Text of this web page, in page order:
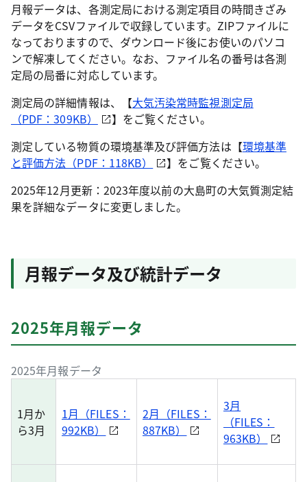
月報データは、各測定局における測定項目の時間きざみ
データをCSVファイルで収録しています。ZIPファイルに
なっておりますので、ダウンロード後にお使いのパソコ
ンで解凍してください。なお、ファイル名の番号は各測
定局の局番に対応しています。
測定局の詳細情報は、【大気汚染常時監視測定局
（PDF：309KB）
】をご覧ください。
測定している物質の環境基準及び評価方法は【環境基準
と評価方法（PDF：118KB）
】をご覧ください。
2025年12月更新：2023年度以前の大島町の大気質測定結
果を詳細なデータに変更しました。
月報データ及び統計データ
2025年月報データ
2025年月報データ
1月か
ら3月
1月（FILES：
992KB）
2月（FILES：
887KB）
3月
（FILES：
963KB）